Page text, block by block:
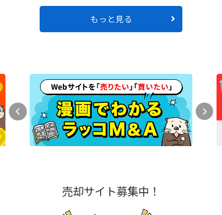
もっと見る
売却サイト募集中！